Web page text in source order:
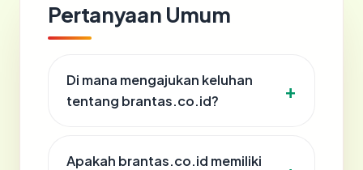
Pertanyaan Umum
Di mana mengajukan keluhan
tentang brantas.co.id?
Apakah brantas.co.id memiliki